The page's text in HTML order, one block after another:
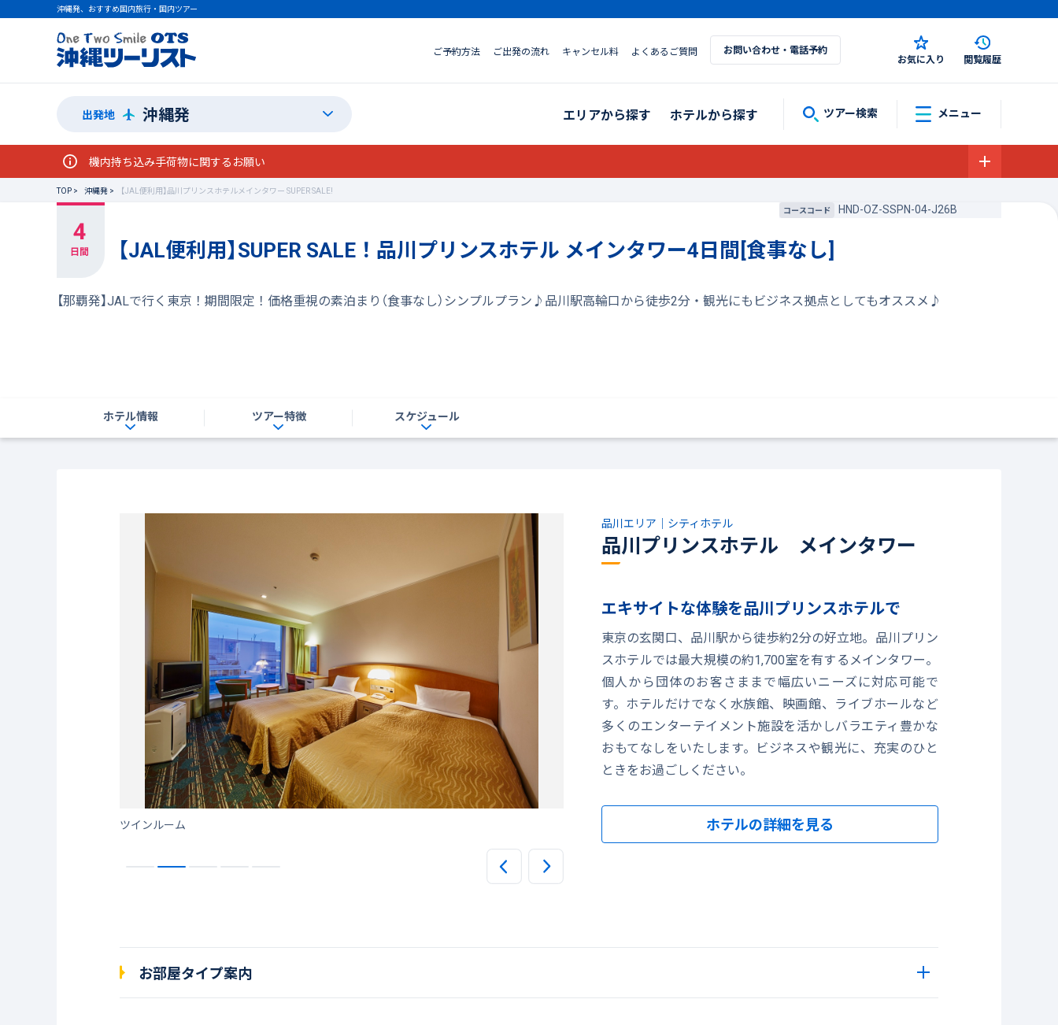
沖縄発、おすすめ国内旅行・国内ツアー
ご予約方法 ご出発の流れ キャンセル料 よくあるご質問 お問い合わせ・電話予約
お気に入り 閲覧履歴
出発地 沖縄発 エリアから探す ホテルから探す ツアー検索 メニュー
機内持ち込み手荷物に関するお願い
TOP 沖縄発
【JAL便利用】品川プリンスホテルメインタワー SUPER SALE!
コースコード
HND-OZ-SSPN-04-J26B
【JAL便利用】SUPER SALE！品川プリンスホテル メインタワー4日間[食事なし]
【那覇発】JALで行く東京！期間限定！価格重視の素泊まり（食事なし）シンプルプラン♪品川駅高輪口から徒歩2分・観光にもビジネス拠点としてもオススメ♪
ホテル情報 ツアー特徴 スケジュール
品川エリア｜シティホテル
品川プリンスホテル メインタワー
エキサイトな体験を品川プリンスホテルで
東京の玄関口、品川駅から徒歩約2分の好立地。品川プリン
スホテルでは最大規模の約1,700室を有するメインタワー。
個人から団体のお客さままで幅広いニーズに対応可能で
す。ホテルだけでなく水族館、映画館、ライブホールなど
多くのエンターテイメント施設を活かしバラエティ豊かな
おもてなしをいたします。ビジネスや観光に、充実のひと
ときをお過ごしください。
ホテルの詳細を見る
ツインルーム 人気のブッフェレストラン「リュクスダイニング ハプナ」
お部屋タイプ案内